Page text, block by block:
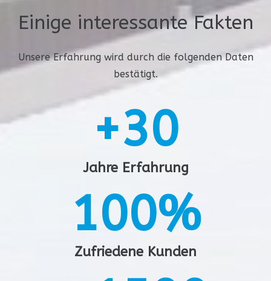
Einige interessante Fakten
Unsere Erfahrung wird durch die folgenden Daten
bestätigt.
+
1
3
4
5
0
1
2
Jahre Erfahrung
1
2
0
1
0
1
%
Zufriedene Kunden
0
1
2
3